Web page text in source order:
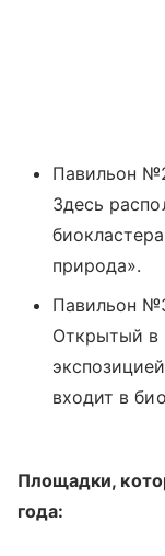
Павильон
Здесь
природа».
Павильон
Открытый в
входит в
Площадки,
года: